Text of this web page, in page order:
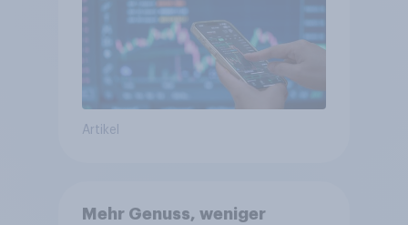
Artikel
Mehr Genuss, weniger